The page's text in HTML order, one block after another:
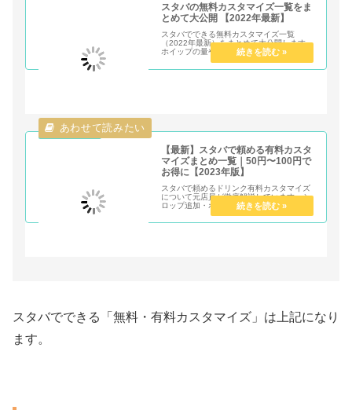
スタバの無料カスタマイズ一覧をま
とめて大公開 【2022年最新】
スタバでできる無料カスタマイズ一覧
（2022年最新）をまとめて大公開します。
ホイップの量やシロップの増量、氷抜きや
ミルクの種類を変更など0円でできるカス
タムがいっぱいあります。年間300回以上
【最新】スタバで頼める有料カスタ
マイズまとめ一覧｜50円〜100円で
お得に【2023年版】
スタバで頼めるドリンク有料カスタマイズ
について元店員が徹底解説しています。シ
ロップ追加・ホイップの追加・茶葉追加・
ミルクの変更など意外と知らないカスタマ
イズを紹介しています。2023年で出来る最
スタバでできる「無料・有料カスタマイズ」は上記になり
ます。